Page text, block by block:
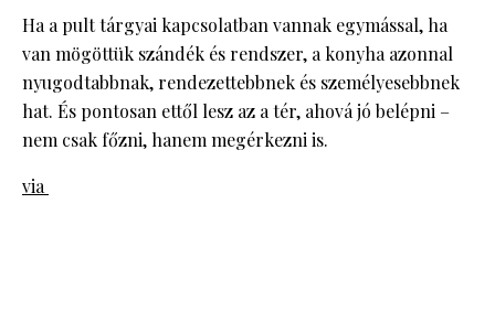
Ha a pult tárgyai kapcsolatban vannak egymással, ha
van mögöttük szándék és rendszer, a konyha azonnal
nyugodtabbnak, rendezettebbnek és személyesebbnek
hat. És pontosan ettől lesz az a tér, ahová jó belépni –
nem csak főzni, hanem megérkezni is.
via